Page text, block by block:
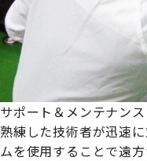
サポート＆メンテナンス
熟練した技術者が迅速
ムを使用することで遠